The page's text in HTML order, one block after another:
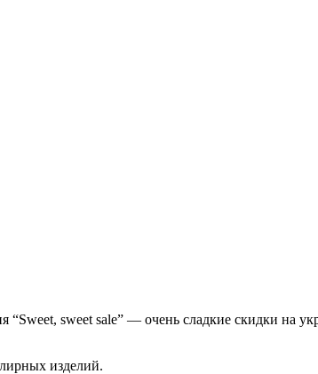
“Sweet, sweet sale” — очень сладкие скидки на
изделий.